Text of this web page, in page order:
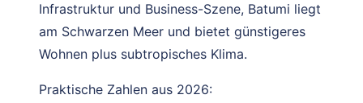
Infrastruktur und Business-Szene, Batumi liegt
am Schwarzen Meer und bietet günstigeres
Wohnen plus subtropisches Klima.
Praktische Zahlen aus 2026: